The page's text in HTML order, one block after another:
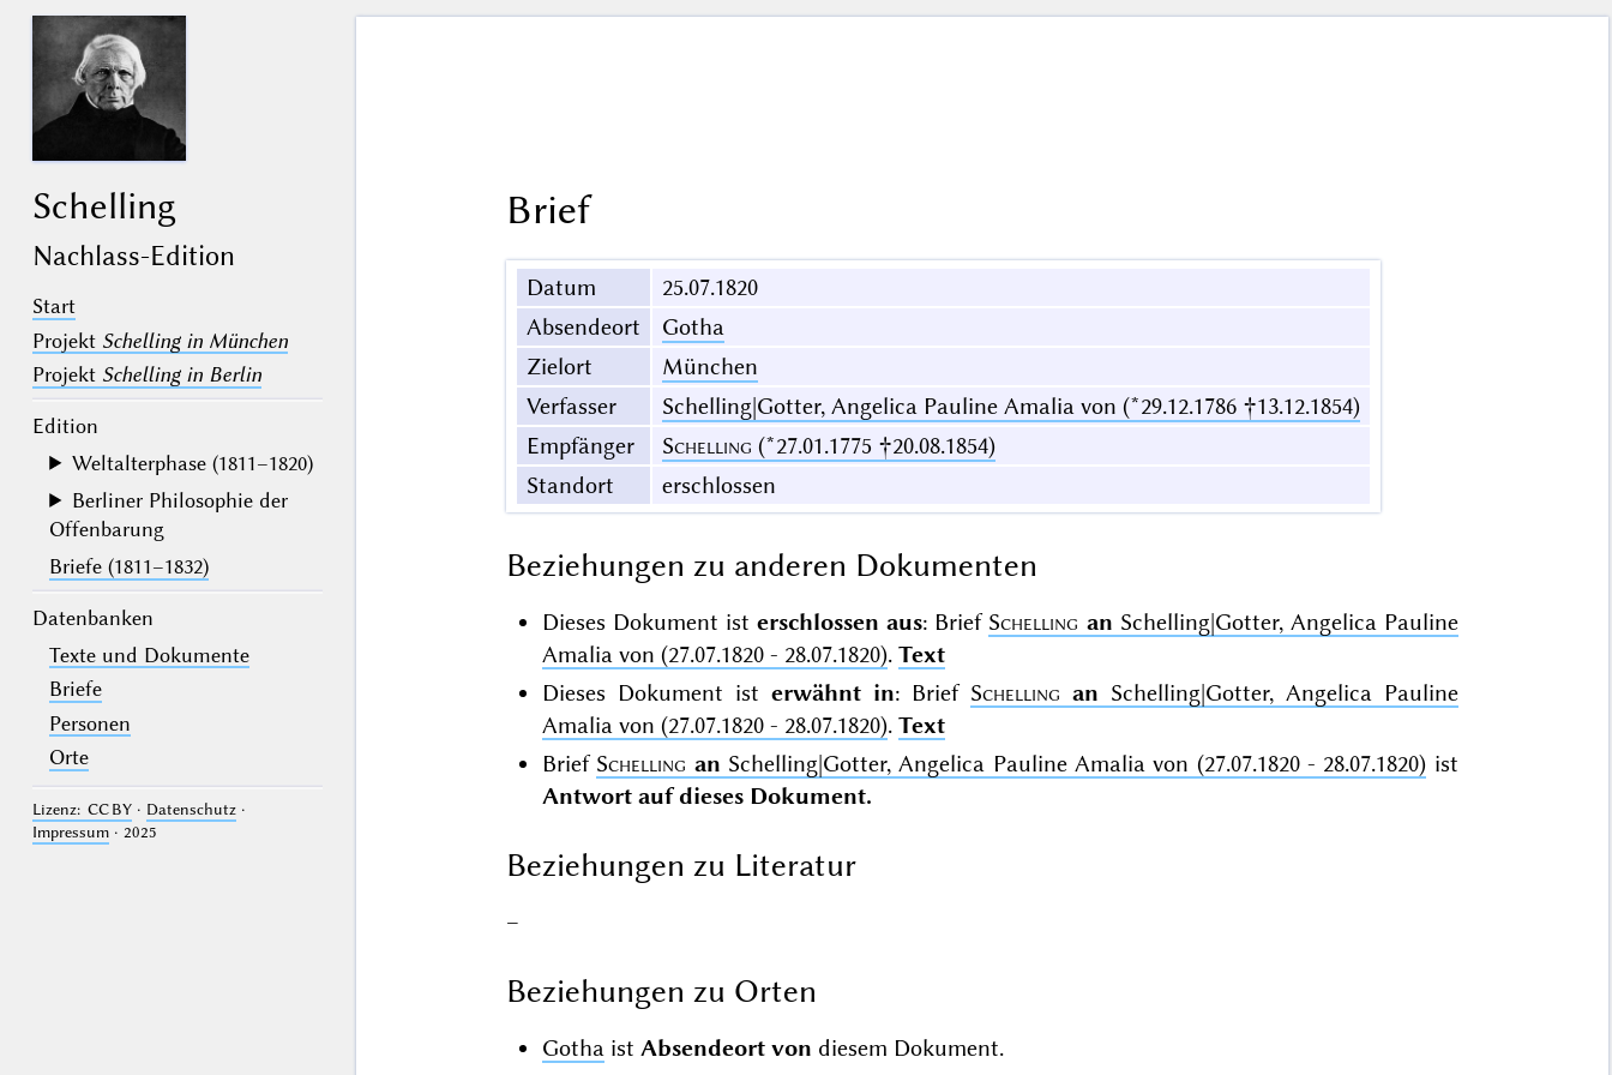
Schelling
Nachlass-Edition
Start
Projekt Schelling in München
Projekt Schelling in Berlin
Edition
Weltalterphase (1811–1820)
Berliner Philosophie der
Offenbarung
Briefe (1811–1832)
Datenbanken
Texte und Dokumente
Briefe
Personen
Orte
Lizenz: CC BY· Datenschutz·
Impressum· 2025
Brief
Datum
25.07.1820
Absendeort
Gotha
Zielort
München
Verfasser
Schelling|Gotter, Angelica Pauline Amalia von (*29.12.1786 †13.12.1854)
Empfänger
Schelling (*27.01.1775 †20.08.1854)
Standort
erschlossen
Beziehungen zu anderen Dokumenten
Dieses Dokument isterschlossen aus: Brief Schelling an Schelling|Gotter, Angelica Pauline
Amalia von (27.07.1820 - 28.07.1820). Text
Dieses Dokument ist erwähnt in: Brief Schelling an Schelling|Gotter, Angelica Pauline
Amalia von (27.07.1820 - 28.07.1820). Text
Brief Schelling an Schelling|Gotter, Angelica Pauline Amalia von (27.07.1820 - 28.07.1820) ist
Antwort auf dieses Dokument.
Beziehungen zu Literatur
–
Beziehungen zu Orten
Gotha ist Absendeort von diesem Dokument.